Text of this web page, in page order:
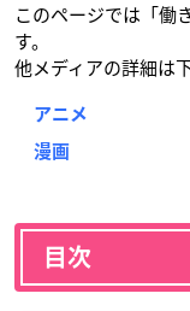
このページでは「働
す。
他メディアの詳細は
アニメ
漫画
目次